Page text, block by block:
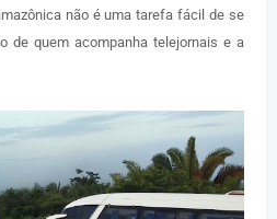
não é uma tarefa fácil de se
de quem acompanha telejornais e a